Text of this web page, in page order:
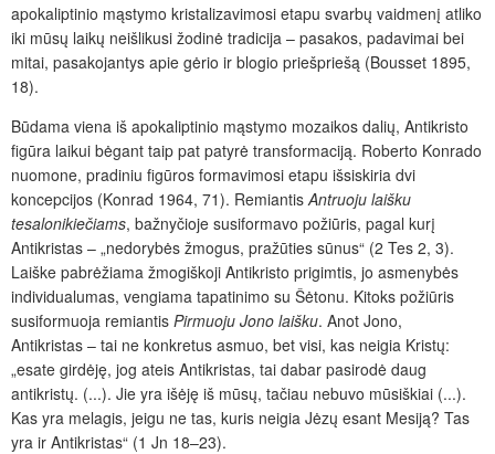
apokaliptinio mąstymo kristalizavimosi etapu svarbų vaidmenį atliko
iki mūsų laikų neišlikusi žodinė tradicija – pasakos, padavimai bei
mitai, pasakojantys apie gėrio ir blogio priešpriešą (Bousset 1895,
18).
Būdama viena iš apokaliptinio mąstymo mozaikos dalių, Antikristo
figūra laikui bėgant taip pat patyrė transformaciją. Roberto Konrado
nuomone, pradiniu figūros formavimosi etapu išsiskiria dvi
koncepcijos (Konrad 1964, 71). Remiantis Antruoju laišku
tesalonikiečiams, bažnyčioje susiformavo požiūris, pagal kurį
Antikristas – „nedorybės žmogus, pražūties sūnus“ (2 Tes 2, 3).
Laiške pabrėžiama žmogiškoji Antikristo prigimtis, jo asmenybės
individualumas, vengiama tapatinimo su Šėtonu. Kitoks požiūris
susiformuoja remiantis Pirmuoju Jono laišku. Anot Jono,
Antikristas – tai ne konkretus asmuo, bet visi, kas neigia Kristų:
„esate girdėję, jog ateis Antikristas, tai dabar pasirodė daug
antikristų. (...). Jie yra išėję iš mūsų, tačiau nebuvo mūsiškiai (...).
Kas yra melagis, jeigu ne tas, kuris neigia Jėzų esant Mesiją? Tas
yra ir Antikristas“ (1 Jn 18–23).